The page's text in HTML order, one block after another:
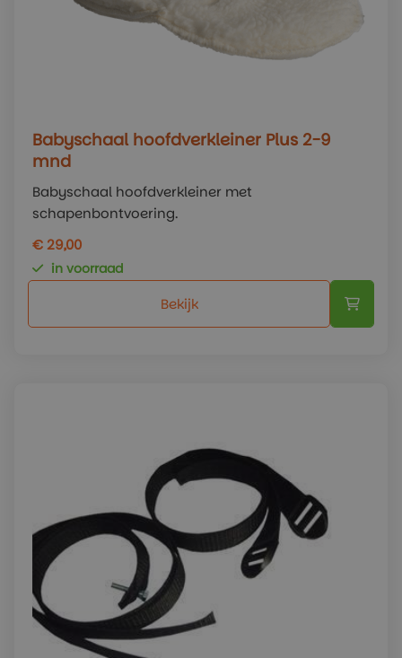
Babyschaal hoofdverkleiner Plus 2-9
mnd
Babyschaal hoofdverkleiner met
schapenbontvoering.
€ 29,00
in voorraad
Bekijk